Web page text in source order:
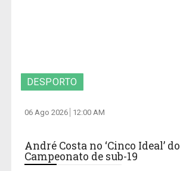
DESPORTO
06 Ago 2026 12:00 AM
André Costa no ‘Cinco Ideal’ do
Campeonato de sub-19